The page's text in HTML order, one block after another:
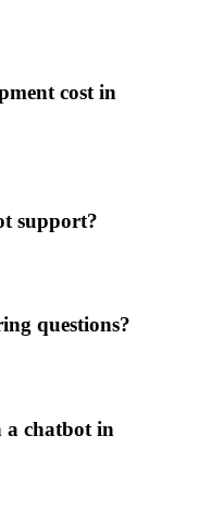
cost in
support?
questions?
a chatbot in